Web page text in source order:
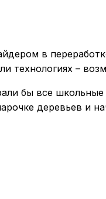
в
технологиях –
бы все
деревьев и